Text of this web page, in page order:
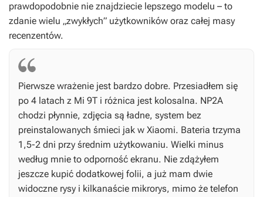
prawdopodobnie nie znajdziecie lepszego modelu – to
zdanie wielu „zwykłych” użytkowników oraz całej masy
recenzentów.
Pierwsze wrażenie jest bardzo dobre. Przesiadłem się
po 4 latach z Mi 9T i różnica jest kolosalna. NP2A
chodzi płynnie, zdjęcia są ładne, system bez
preinstalowanych śmieci jak w Xiaomi. Bateria trzyma
1,5-2 dni przy średnim użytkowaniu. Wielki minus
według mnie to odporność ekranu. Nie zdążyłem
jeszcze kupić dodatkowej folii, a już mam dwie
widoczne rysy i kilkanaście mikrorys, mimo że telefon